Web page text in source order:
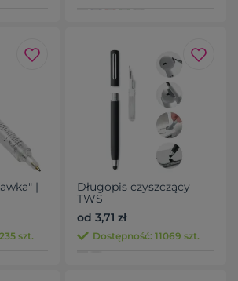
|
szt.
Długopis czyszczący
TWS
od 3,71 zł
Dostępność: 11069 szt.